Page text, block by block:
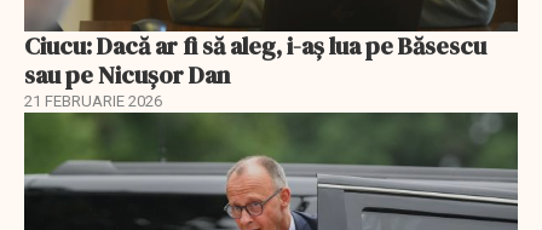
Ciucu: Dacă ar fi să aleg, i-aș lua pe Băsescu
sau pe Nicușor Dan
21 FEBRUARIE 2026